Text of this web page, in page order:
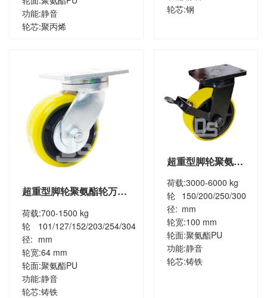
功能:静音
轮芯:聚丙烯
轮芯:钢
超重型脚轮聚氨酯轮万向
脚轮（DS51系列）
荷载:700-1500 kg
轮
径:
101/127/152/203/254/304
mm
轮宽:64 mm
轮面:聚氨酯PU
功能:静音
轮芯:铸铁
超重型脚轮聚氨酯
轮刹车脚轮
（DS70系列）
荷载:3000-6000 kg
轮
径:
150/200/250/300
mm
轮宽:100 mm
轮面:聚氨酯PU
功能:静音
轮芯:铸铁